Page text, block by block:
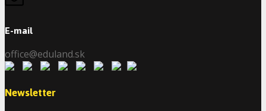
E-mail
office@eduland.sk
Newsletter